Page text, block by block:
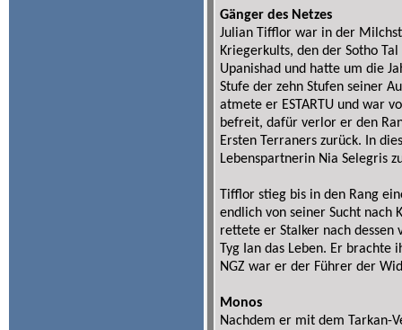
Gänger des Netzes
Julian Tifflor war in der
Kriegerkults, den der Sotho
Upanishad und hatte um die
Stufe der zehn Stufen seiner
atmete er ESTARTU und war
befreit, dafür verlor er den
Ersten Terraners zurück. In
Lebenspartnerin Nia Selegris
Tifflor stieg bis in den Rang
endlich von seiner Sucht nach
rettete er Stalker nach dessen
Tyg Ian das Leben. Er brachte
NGZ war er der Führer der
Monos
Nachdem er mit dem Tarkan-